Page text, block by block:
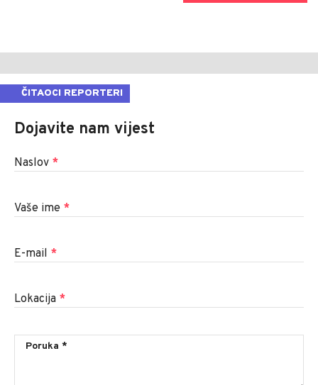
ČITAOCI REPORTERI
Dojavite nam vijest
Naslov *
Vaše ime *
E-mail *
Lokacija *